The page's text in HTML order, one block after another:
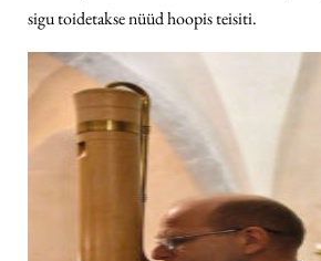
sigu toidetakse nüüd hoopis teisiti.